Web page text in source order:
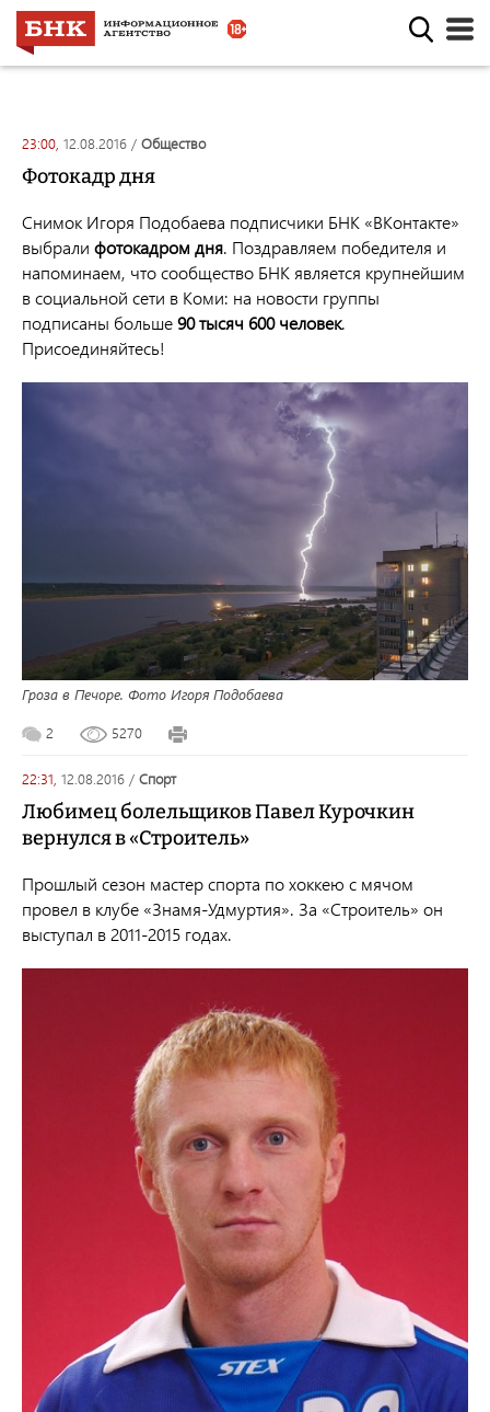
23:00, 12.08.2016 / общество
Фотокадр дня
Снимок Игоря Подобаева подписчики БНК «ВКонтакте»
выбрали фотокадром дня. Поздравляем победителя и
напоминаем, что сообщество БНК является крупнейшим
в социальной сети в Коми: на новости группы
подписаны больше90 тысяч 600 человек.
Присоединяйтесь!
Гроза в Печоре. Фото Игоря Подобаева
2 5270
22:31, 12.08.2016 / спорт
Любимец болельщиков Павел Курочкин
вернулся в «Строитель»
Прошлый сезон мастер спорта по хоккею с мячом
провел в клубе «Знамя-Удмуртия». За «Строитель» он
выступал в 2011-2015 годах.